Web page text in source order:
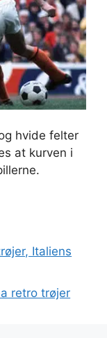
hvide felter
at kurven i
Italiens
retro trøjer